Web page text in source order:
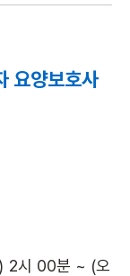
요양보호사
2시 00분 ~ (오